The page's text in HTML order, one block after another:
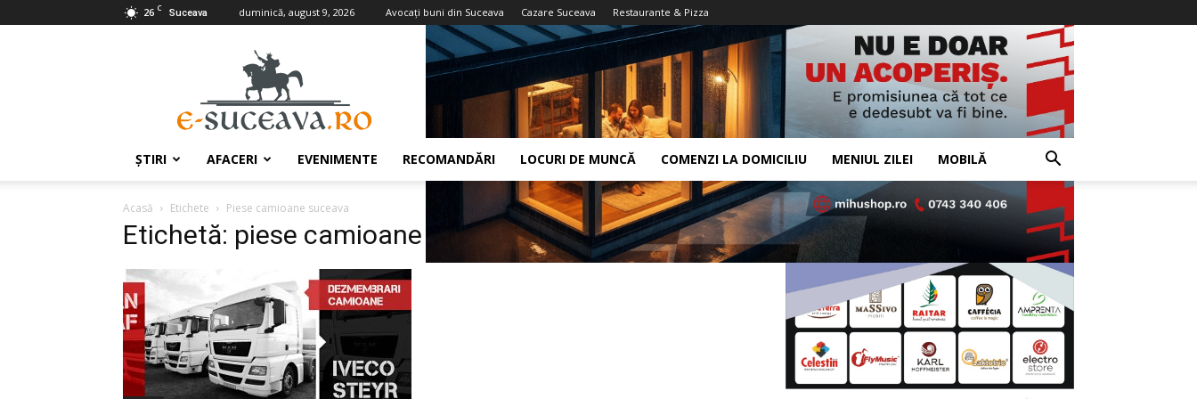
26 C Suceava duminică, august 9, 2026 Avocaţi buni din Suceava Cazare Suceava Restaurante & Pizza
ŞTIRI AFACERI EVENIMENTE RECOMANDĂRI LOCURI DE MUNCĂ COMENZI LA DOMICILIU MENIUL ZILEI MOBILĂ
Acasă Etichete Piese camioane suceava
Etichetă: piese camioane suceava